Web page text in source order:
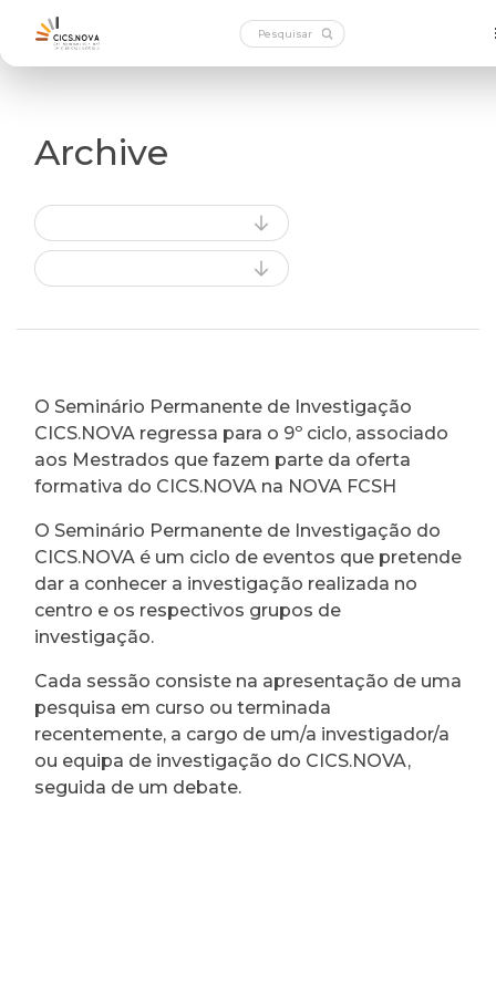
Archive
O Seminário Permanente de Investigação
CICS.NOVA regressa para o 9º ciclo, associado
aos Mestrados que fazem parte da oferta
formativa do CICS.NOVA na NOVA FCSH
O Seminário Permanente de Investigação do
CICS.NOVA é um ciclo de eventos que pretende
dar a conhecer a investigação realizada no
centro e os respectivos grupos de
investigação.
Cada sessão consiste na apresentação de uma
pesquisa em curso ou terminada
recentemente, a cargo de um/a investigador/a
ou equipa de investigação do CICS.NOVA,
seguida de um debate.